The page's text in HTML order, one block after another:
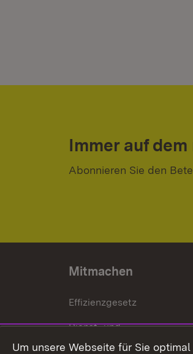
Immer auf
Abonnieren Sie den
Mitmachen
Effizienzgesetz
Dienst- und
Versorgungsbezüge
Um unsere Webseite für Sie